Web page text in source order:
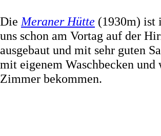
Die Meraner Hütte (1930m) ist
uns schon am Vortag auf der
ausgebaut und mit sehr guten
mit eigenem Waschbecken
Zimmer bekommen.